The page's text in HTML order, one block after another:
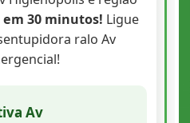
em 30 minutos! Ligue
ralo Av
Av